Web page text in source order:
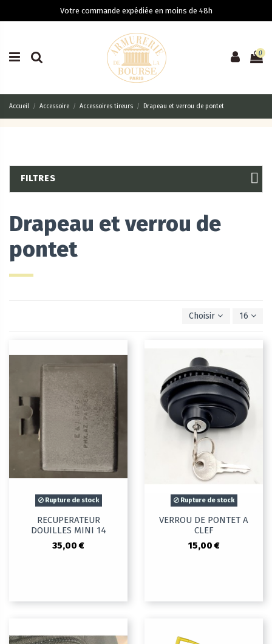
Votre commande expédiée en moins de 48h
0
Accueil Accessoire Accessoires tireurs Drapeau et verrou de pontet
Drapeau et verrou de
pontet
Choisir 16
Rupture de stock
RECUPERATEUR
DOUILLES MINI 14
35,00 €
Rupture de stock
VERROU DE PONTET A
CLEF
15,00 €
FILTRES